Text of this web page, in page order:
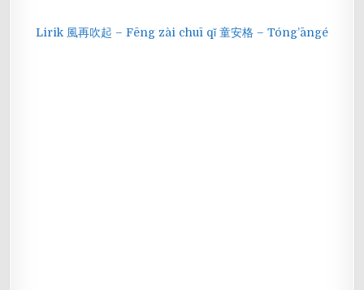
Lirik 風再吹起 – Fēng zài chuī qǐ 童安格 – Tóng’āngé